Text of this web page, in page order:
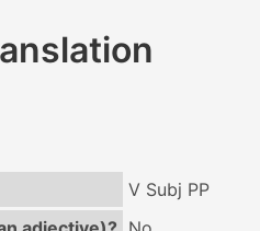
V Subj PP